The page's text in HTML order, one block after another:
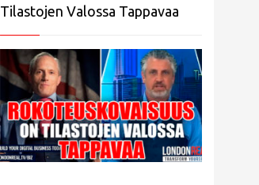
Tilastojen Valossa Tappavaa